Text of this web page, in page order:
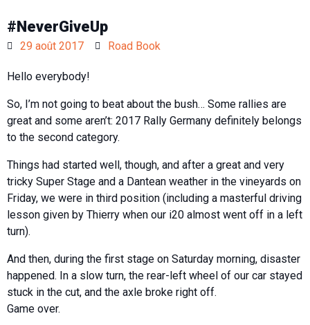
#NeverGiveUp
29 août 2017 Road Book
Hello everybody!
So, I’m not going to beat about the bush… Some rallies are
great and some aren’t: 2017 Rally Germany definitely belongs
to the second category.
Things had started well, though, and after a great and very
tricky Super Stage and a Dantean weather in the vineyards on
Friday, we were in third position (including a masterful driving
lesson given by Thierry when our i20 almost went off in a left
turn).
And then, during the first stage on Saturday morning, disaster
happened. In a slow turn, the rear-left wheel of our car stayed
stuck in the cut, and the axle broke right off.
Game over.